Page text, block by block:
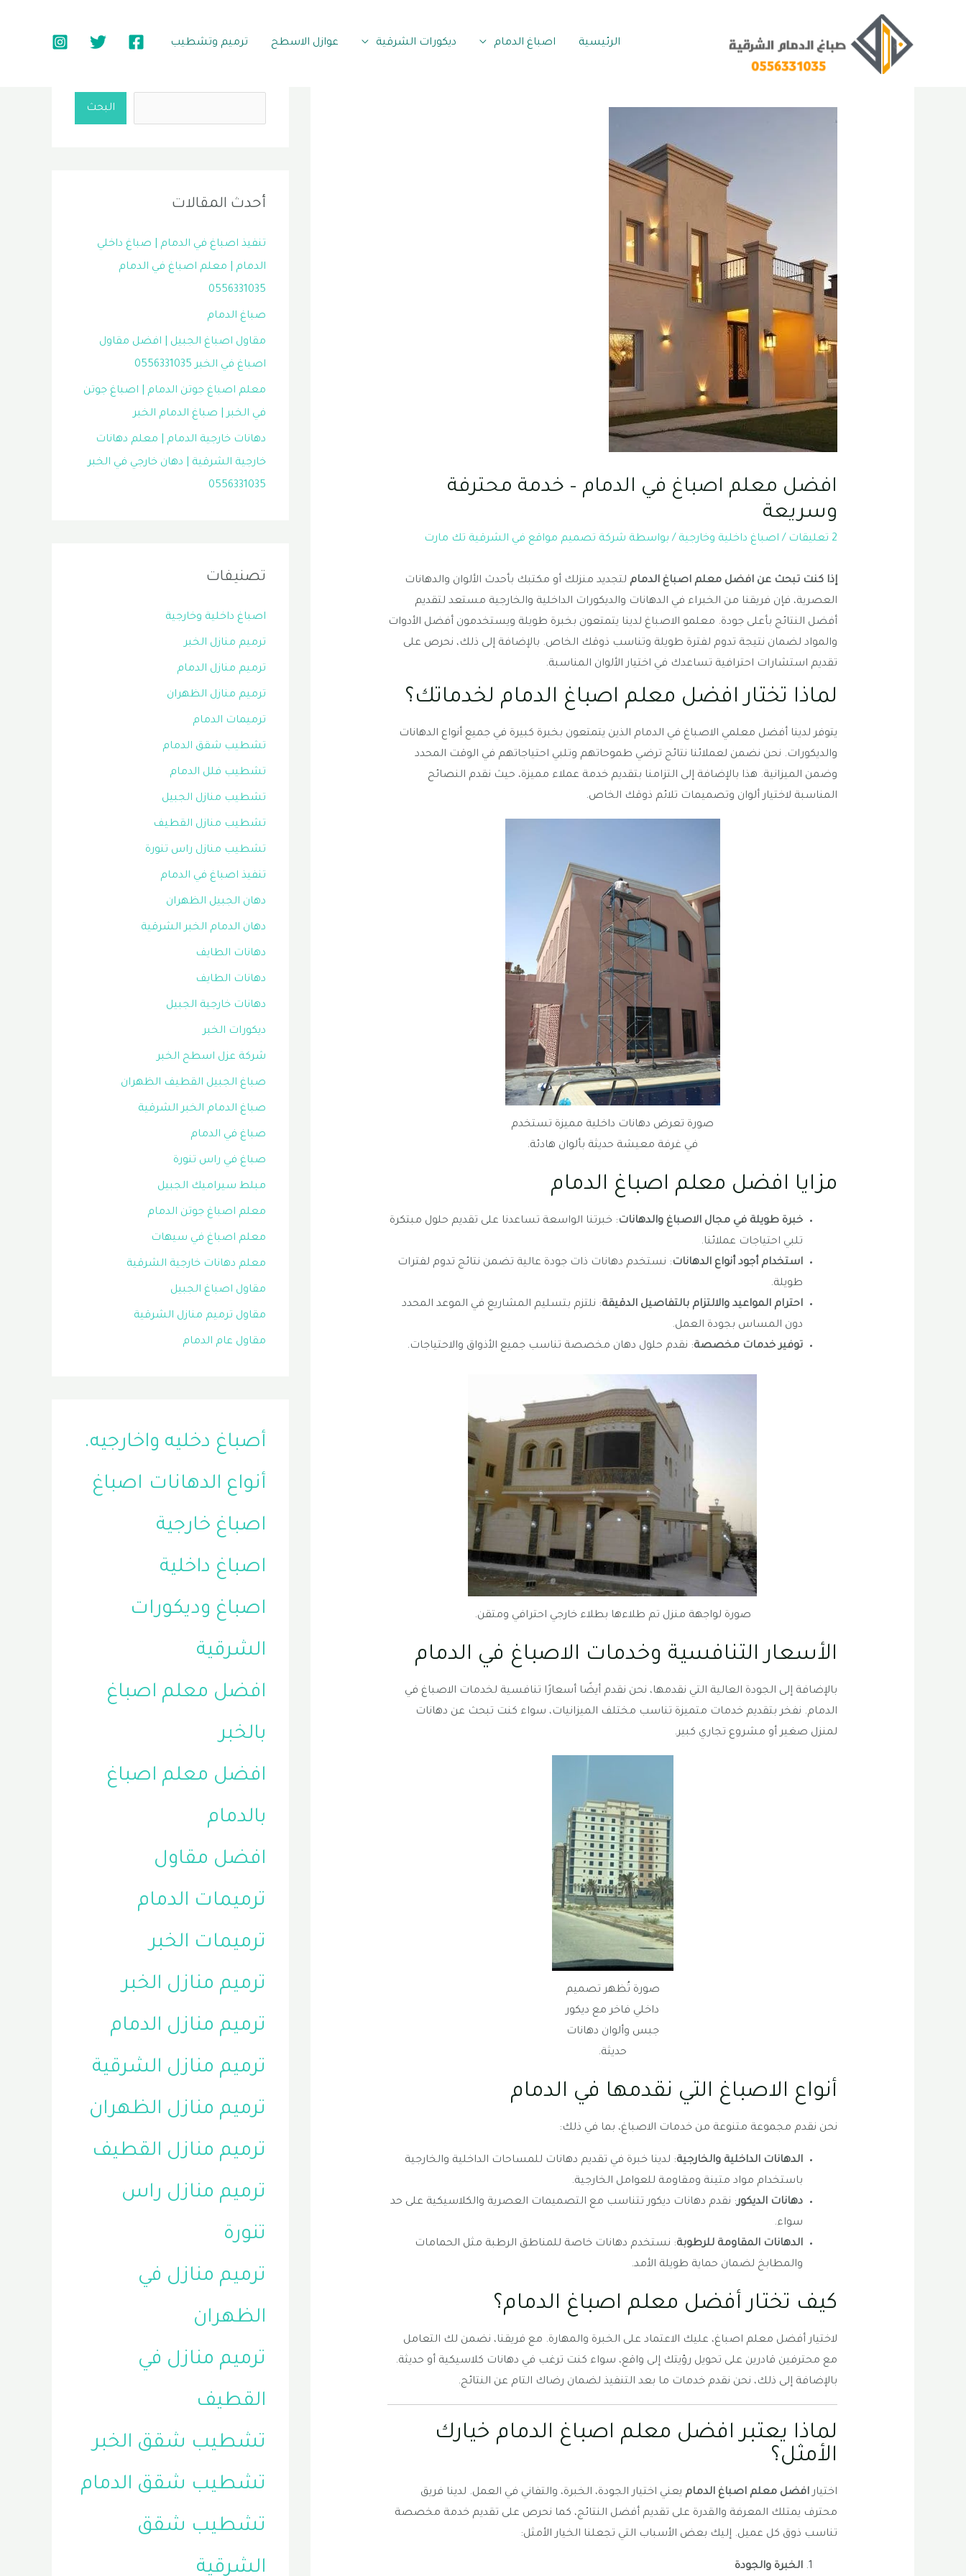
الرئيسية اصباغ الدمام ديكورات الشرقية عوازل الاسطح ترميم وتشطيب
افضل معلم اصباغ في الدمام – خدمة محترفة
وسريعة
2 تعليقات / اصباغ داخلية وخارجية / بواسطة شركة تصميم مواقع في الشرقية تك مارت
إذا كنت تبحث عن افضل معلم اصباغ الدمام لتجديد منزلك أو مكتبك بأحدث الألوان والدهانات
العصرية، فإن فريقنا من الخبراء في الدهانات والديكورات الداخلية والخارجية مستعد لتقديم
أفضل النتائج بأعلى جودة. معلمو الاصباغ لدينا يتمتعون بخبرة طويلة ويستخدمون أفضل الأدوات
والمواد لضمان نتيجة تدوم لفترة طويلة وتناسب ذوقك الخاص. بالإضافة إلى ذلك، نحرص على
تقديم استشارات احترافية تساعدك في اختيار الألوان المناسبة.
لماذا تختار افضل معلم اصباغ الدمام لخدماتك؟
يتوفر لدينا أفضل معلمي الاصباغ في الدمام الذين يتمتعون بخبرة كبيرة في جميع أنواع الدهانات
والديكورات. نحن نضمن لعملائنا نتائج ترضي طموحاتهم وتلبي احتياجاتهم في الوقت المحدد
وضمن الميزانية. هذا بالإضافة إلى التزامنا بتقديم خدمة عملاء مميزة، حيث نقدم النصائح
المناسبة لاختيار ألوان وتصميمات تلائم ذوقك الخاص.
صورة تعرض دهانات داخلية مميزة تستخدم
في غرفة معيشة حديثة بألوان هادئة.
مزايا افضل معلم اصباغ الدمام
خبرة طويلة في مجال الاصباغ والدهانات: خبرتنا الواسعة تساعدنا على تقديم حلول مبتكرة
تلبي احتياجات عملائنا.
استخدام أجود أنواع الدهانات: نستخدم دهانات ذات جودة عالية تضمن نتائج تدوم لفترات
طويلة.
احترام المواعيد والالتزام بالتفاصيل الدقيقة: نلتزم بتسليم المشاريع في الموعد المحدد
دون المساس بجودة العمل.
توفير خدمات مخصصة: نقدم حلول دهان مخصصة تناسب جميع الأذواق والاحتياجات.
صورة لواجهة منزل تم طلاءها بطلاء خارجي احترافي ومتقن.
الأسعار التنافسية وخدمات الاصباغ في الدمام
بالإضافة إلى الجودة العالية التي نقدمها، نحن نقدم أيضًا أسعارًا تنافسية لخدمات الاصباغ في
الدمام. نفخر بتقديم خدمات متميزة تناسب مختلف الميزانيات، سواء كنت تبحث عن دهانات
لمنزل صغير أو مشروع تجاري كبير.
صورة تُظهر تصميم
داخلي فاخر مع ديكور
جبس وألوان دهانات
حديثة.
أنواع الاصباغ التي نقدمها في الدمام
نحن نقدم مجموعة متنوعة من خدمات الاصباغ، بما في ذلك:
الدهانات الداخلية والخارجية: لدينا خبرة في تقديم دهانات للمساحات الداخلية والخارجية
باستخدام مواد متينة ومقاومة للعوامل الخارجية.
دهانات الديكور: نقدم دهانات ديكور تتناسب مع التصميمات العصرية والكلاسيكية على حد
سواء.
الدهانات المقاومة للرطوبة: نستخدم دهانات خاصة للمناطق الرطبة مثل الحمامات
والمطابخ لضمان حماية طويلة الأمد.
كيف تختار أفضل معلم اصباغ الدمام؟
لاختيار أفضل معلم اصباغ، عليك الاعتماد على الخبرة والمهارة. مع فريقنا، نضمن لك التعامل
مع محترفين قادرين على تحويل رؤيتك إلى واقع، سواء كنت ترغب في دهانات كلاسيكية أو حديثة.
بالإضافة إلى ذلك، نحن نقدم خدمات ما بعد التنفيذ لضمان رضاك التام عن النتائج.
لماذا يعتبر افضل معلم اصباغ الدمام خيارك
الأمثل؟
اختيارافضل معلم اصباغ الدمام يعني اختيار الجودة، الخبرة، والتفاني في العمل. لدينا فريق
محترف يمتلك المعرفة والقدرة على تقديم أفضل النتائج، كما نحرص على تقديم خدمة مخصصة
تناسب ذوق كل عميل. إليك بعض الأسباب التي تجعلنا الخيار الأمثل:
الخبرة والجودة
البحث
أحدث المقالات
تنفيذ اصباغ في الدمام | صباغ داخلي
الدمام | معلم اصباغ في الدمام
0556331035
صباغ الدمام
مقاول اصباغ الجبيل | افضل مقاول
اصباغ في الخبر 0556331035
معلم اصباغ جوتن الدمام | اصباغ جوتن
في الخبر | صباغ الدمام الخبر
دهانات خارجية الدمام | معلم دهانات
خارجية الشرقية | دهان خارجي في الخبر
0556331035
تصنيفات
اصباغ داخلية وخارجية
ترميم منازل الخبر
ترميم منازل الدمام
ترميم منازل الظهران
ترميمات الدمام
تشطيب شقق الدمام
تشطيب فلل الدمام
تشطيب منازل الجبيل
تشطيب منازل القطيف
تشطيب منازل راس تنورة
تنفيذ اصباغ في الدمام
دهان الجبيل الظهران
دهان الدمام الخبر الشرقية
دهانات الطايف
دهانات الطايف
دهانات خارجية الجبيل
ديكورات الخبر
شركة عزل اسطح الخبر
صباغ الجبيل القطيف الظهران
صباغ الدمام الخبر الشرقية
صباغ في الدمام
صباغ في راس تنورة
مبلط سيراميك الجبيل
معلم اصباغ جوتن الدمام
معلم اصباغ في سيهات
معلم دهانات خارجية الشرقية
مقاول اصباغ الجبيل
مقاول ترميم منازل الشرقية
مقاول عام الدمام
أصباغ دخليه واخارجيه.
أنواع الدهانات اصباغ
اصباغ خارجية
اصباغ داخلية
اصباغ وديكورات
الشرقية
افضل معلم اصباغ
بالخبر
افضل معلم اصباغ
بالدمام
افضل مقاول
ترميمات الدمام
ترميمات الخبر
ترميم منازل الخبر
ترميم منازل الدمام
ترميم منازل الشرقية
ترميم منازل الظهران
ترميم منازل القطيف
ترميم منازل راس
تنورة
ترميم منازل في
الظهران
ترميم منازل في
القطيف
تشطيب شقق الخبر
تشطيب شقق الدمام
تشطيب شقق
الشرقية